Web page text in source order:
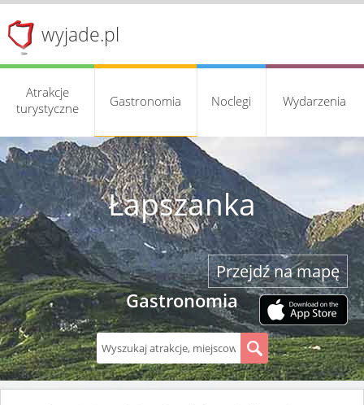
wyjade.pl
Atrakcje
turystyczne
Gastronomia Noclegi Wydarzenia
Łapszanka
Gastronomia
Przejdź na mapę